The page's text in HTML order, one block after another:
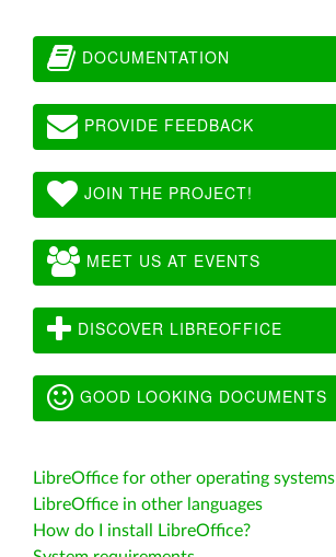
DOCUMENTATION
PROVIDE FEEDBACK
JOIN THE PROJECT!
MEET US AT EVENTS
DISCOVER LIBREOFFICE
GOOD LOOKING DOCUMENTS
LibreOffice for other operating systems
LibreOffice in other languages
How do I install LibreOffice?